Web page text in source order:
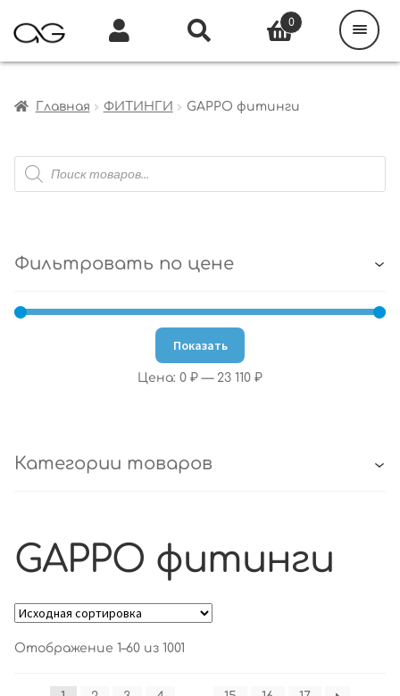
Главная ФИТИНГИ GAPPO фитинги
Поиск
товаров
Фильтровать по цене
Показать
Цена: 0 ₽ — 23 110 ₽
Категории товаров
GAPPO фитинги
Отображение 1–60 из 1001
0